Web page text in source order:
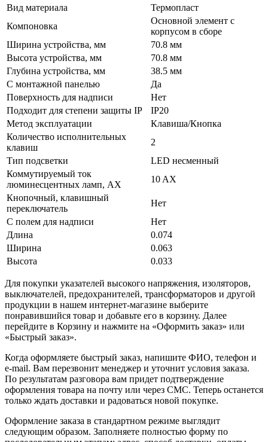
Вид материала
Термопласт
Компоновка
Основной элемент с
корпусом в сборе
Ширина устройства, мм
70.8 мм
Высота устройства, мм
70.8 мм
Глубина устройства, мм
38.5 мм
С монтажной панелью
Да
Поверхность для надписи
Нет
Подходит для степени защиты IP
IP20
Метод эксплуатации
Клавиша/Кнопка
Количество исполнительных
клавиш
2
Тип подсветки
LED несменный
Коммутируемый ток
люминесцентных ламп, AX
10 AX
Кнопочный, клавишный
переключатель
Нет
С полем для надписи
Нет
Длина
0.074
Ширина
0.063
Высота
0.033
Для покупки указателей высокого напряжения, изоляторов,
выключателей, предохранителей, трансформаторов и другой
продукции в нашем интернет-магазине выберите
понравившийся товар и добавьте его в корзину. Далее
перейдите в Корзину и нажмите на «Оформить заказ» или
«Быстрый заказ».
Когда оформляете быстрый заказ, напишите ФИО, телефон и
e-mail. Вам перезвонит менеджер и уточнит условия заказа.
По результатам разговора вам придет подтверждение
оформления товара на почту или через СМС. Теперь останется
только ждать доставки и радоваться новой покупке.
Оформление заказа в стандартном режиме выглядит
следующим образом. Заполняете полностью форму по